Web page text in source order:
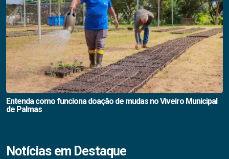
Entenda como funciona doação de mudas no Viveiro Municipal
de Palmas
Notícias em Destaque